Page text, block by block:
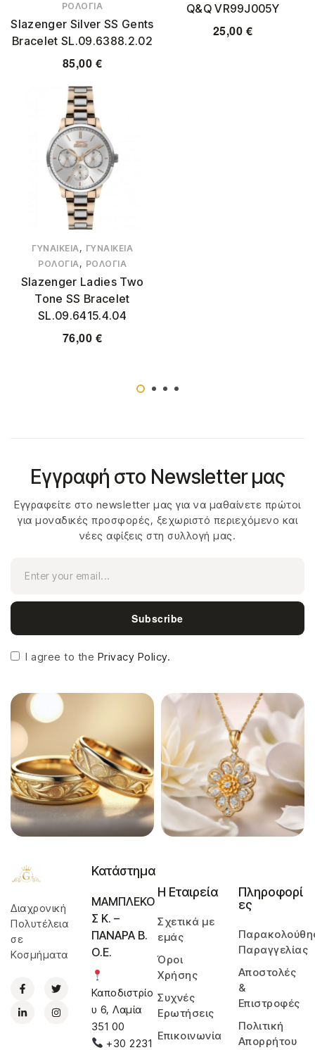
ΡΟΛΌΓΙΑ
Slazenger Silver SS Gents
Bracelet SL.09.6388.2.02
85,00 €
Q&Q VR99J005Y
25,00 €
ΓΥΝΑΙΚΕΊΑ, ΓΥΝΑΙΚΕΊΑ
ΡΟΛΌΓΙΑ, ΡΟΛΌΓΙΑ
Slazenger Ladies Two
Tone SS Bracelet
SL.09.6415.4.04
76,00 €
Εγγραφή στο Newsletter μας
Εγγραφείτε στο newsletter μας για να μαθαίνετε πρώτοι
για μοναδικές προσφορές, ξεχωριστό περιεχόμενο και
νέες αφίξεις στη συλλογή μας.
Subscribe
I agree to the Privacy Policy.
Διαχρονική
Πολυτέλεια
σε
Κοσμήματα
Η Εταιρεία
Σχετικά με
εμάς
Όροι
Χρήσης
Συχνές
Ερωτήσεις
Επικοινωνία
Πληροφορί
ες
Παραγγελίας
Αποστολές
&
Επιστροφές
Πολιτική
Απορρήτου
Κατάστημα
ΜΑΜΠΛΕΚΟ
Σ Κ. –
ΠΑΝΑΡΑ Β.
Ο.Ε.
Καποδιστρίο
υ 6, Λαμία
351 00
+30 2231